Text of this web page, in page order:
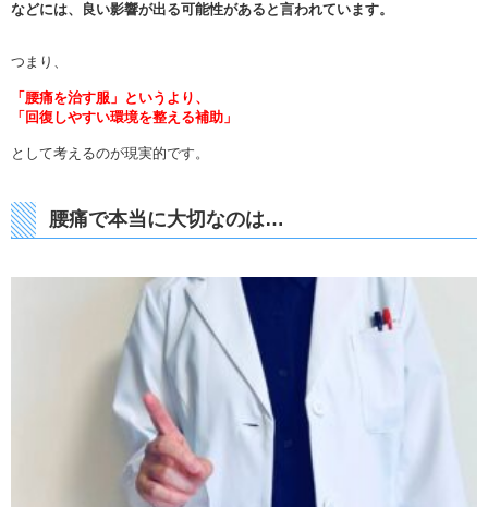
などには、良い影響が出る可能性があると言われています。
つまり、
「腰痛を治す服」というより、
「回復しやすい環境を整える補助」
として考えるのが現実的です。
腰痛で本当に大切なのは…